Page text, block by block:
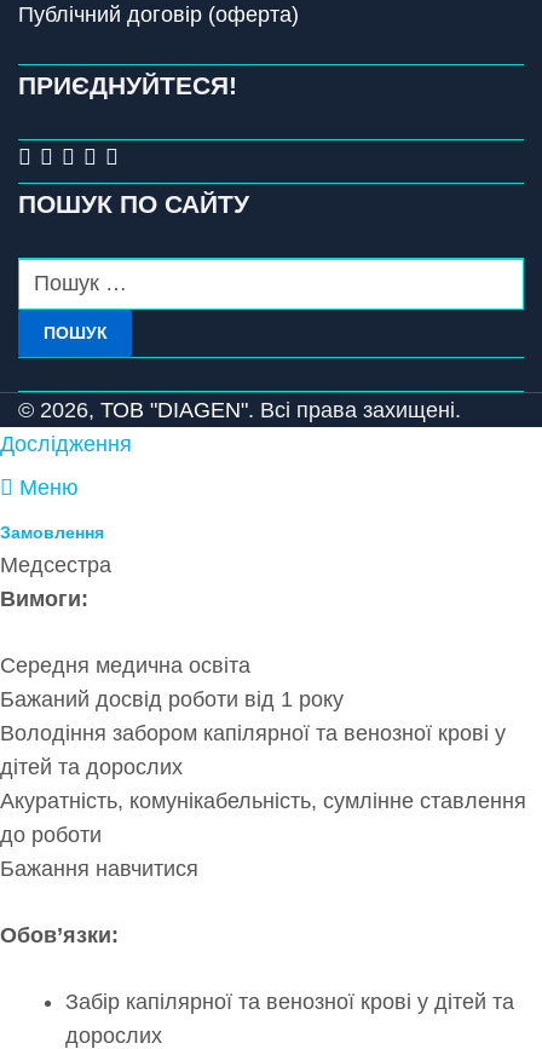
Публічний договір (оферта)
ПРИЄДНУЙТЕСЯ!
ПОШУК ПО САЙТУ
ПОШУК
© 2026, ТОВ "DIAGEN". Всі права захищені.
Дослідження
Меню
Замовлення
Медсестра
Вимоги:
Середня медична освіта
Бажаний досвід роботи від 1 року
Володіння забором капілярної та венозної крові у
дітей та дорослих
Акуратність, комунікабельність, сумлінне ставлення
до роботи
Бажання навчитися
Обов’язки:
Забір капілярної та венозної крові у дітей та
дорослих